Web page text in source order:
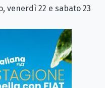
venerdì 22 e sabato 23